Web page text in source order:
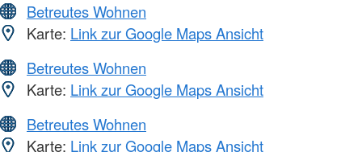
Betreutes Wohnen
Karte: Link zur Google Maps Ansicht
Betreutes Wohnen
Karte: Link zur Google Maps Ansicht
Betreutes Wohnen
Karte: Link zur Google Maps Ansicht